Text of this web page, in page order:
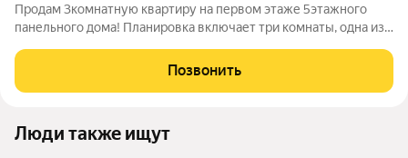
Продам 3комнатную квартиру на первом этаже 5этажного
панельного дома! Планировка включает три комнаты, одна из
реализации ваших идей: можно грамотно зонировать комнату
и сделать её
Позвонить
Люди также ищут